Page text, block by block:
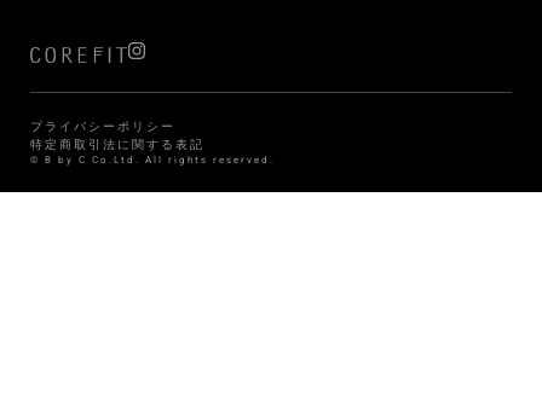
© B by C Co.Ltd. All rights reserved.
プライバシーポリシー
特定商取引法に関する表記